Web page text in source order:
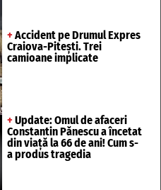
+ Accident pe Drumul Expres
Craiova-Pitești. Trei
camioane implicate
+ Update: Omul de afaceri
Constantin Pănescu a încetat
din viață la 66 de ani! Cum s-
a produs tragedia